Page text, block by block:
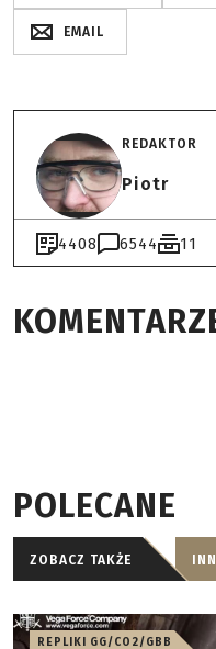
EMAIL
REDAKTOR
Piotr
4408 6544 11
POLECANE
ZOBACZ TAKŻE
REPLIKI GG/CO2/GBB